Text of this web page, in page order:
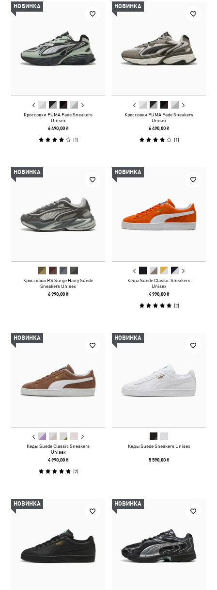
НОВИНКА
Кроссовки PUMA Fade Sneakers
Unisex
6 490,00 ₴
(1)
НОВИНКА
Кроссовки PUMA Fade Sneakers
Unisex
6 490,00 ₴
(1)
НОВИНКА
Кроссовки RS Surge Hairy Suede
Sneakers Unisex
6 990,00 ₴
НОВИНКА
Кеды Suede Classic Sneakers
Unisex
4 990,00 ₴
(2)
НОВИНКА
Кеды Suede Classic Sneakers
Unisex
4 990,00 ₴
(2)
НОВИНКА
Кеды Suede Sneakers Unisex
5 590,00 ₴
НОВИНКА НОВИНКА